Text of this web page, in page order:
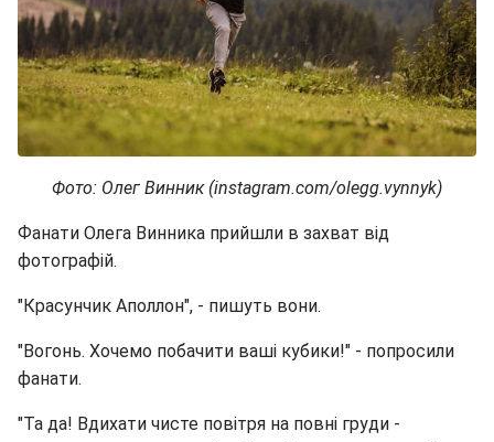
Фото: Олег Винник (instagram.com/olegg.vynnyk)
Фанати Олега Винника прийшли в захват від
фотографій.
"Красунчик Аполлон", - пишуть вони.
"Вогонь. Хочемо побачити ваші кубики!" - попросили
фанати.
"Та да! Вдихати чисте повітря на повні груди -